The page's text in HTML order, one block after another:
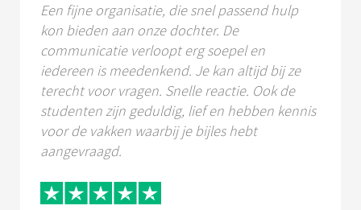
Een fijne organisatie, die snel passend hulp
kon bieden aan onze dochter. De
communicatie verloopt erg soepel en
iedereen is meedenkend. Je kan altijd bij ze
terecht voor vragen. Snelle reactie. Ook de
studenten zijn geduldig, lief en hebben kennis
voor de vakken waarbij je bijles hebt
aangevraagd.